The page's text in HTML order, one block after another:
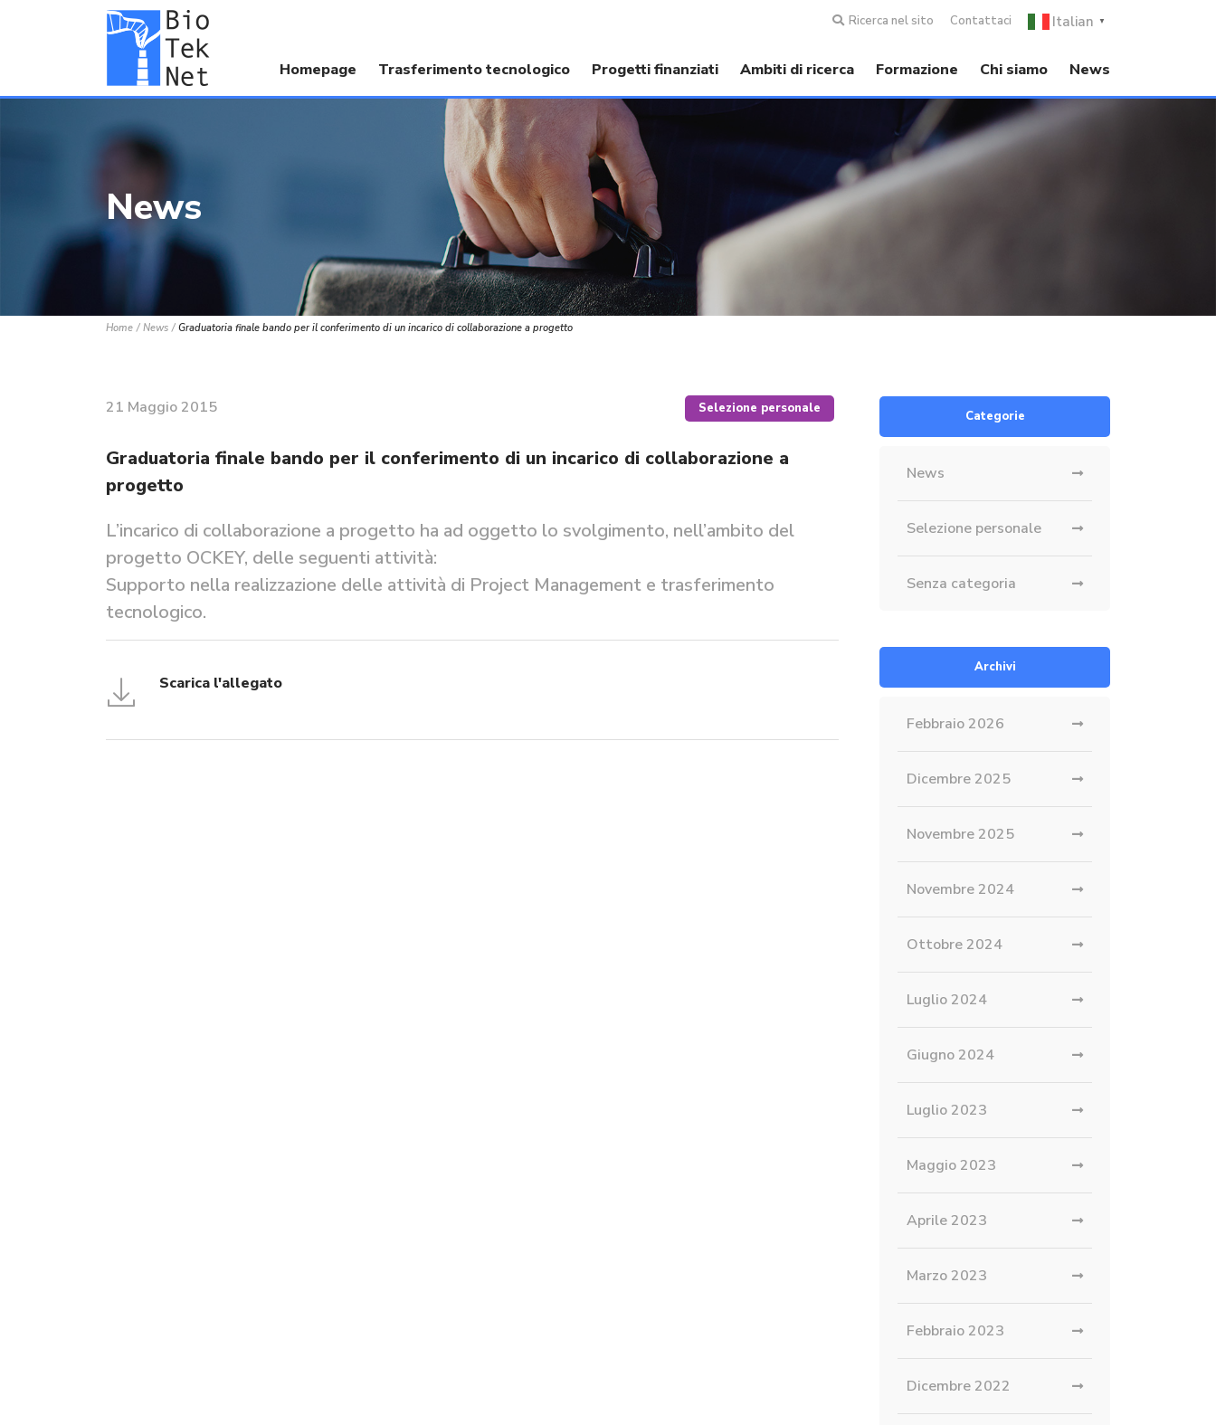
Ricerca nel sito Contattaci Italian ▼
Homepage Trasferimento tecnologico Progetti finanziati Ambiti di ricerca Formazione Chi siamo News
News
Home News Graduatoria finale bando per il conferimento di un incarico di collaborazione a progetto
21 Maggio 2015 Selezione personale
Graduatoria finale bando per il conferimento di un incarico di collaborazione a
progetto
L’incarico di collaborazione a progetto ha ad oggetto lo svolgimento, nell’ambito del
progetto OCKEY, delle seguenti attività:
Supporto nella realizzazione delle attività di Project Management e trasferimento
tecnologico.
Scarica l'allegato
Categorie
News
Selezione personale
Senza categoria
Archivi
Febbraio 2026
Dicembre 2025
Novembre 2025
Novembre 2024
Ottobre 2024
Luglio 2024
Giugno 2024
Luglio 2023
Maggio 2023
Aprile 2023
Marzo 2023
Febbraio 2023
Dicembre 2022